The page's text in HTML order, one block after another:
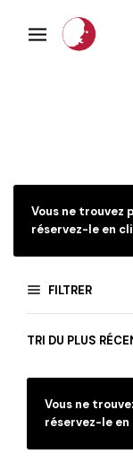
Vous ne trouvez
réservez-le en
FILTRER
Vous ne
réservez-le